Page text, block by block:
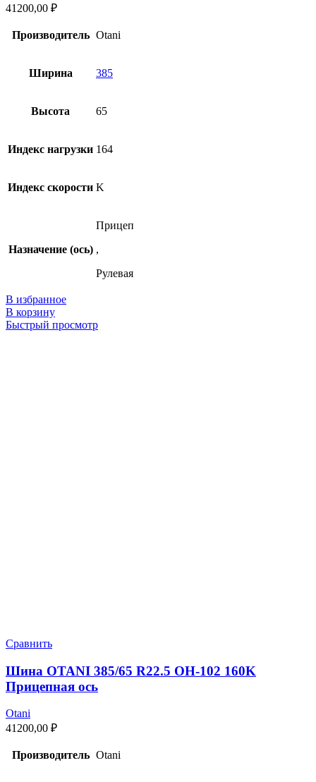
41200,00 ₽
Производитель Otani
Ширина 385
Высота 65
Индекс нагрузки 164
Индекс скорости K
Назначение (ось)
Прицеп
,
Рулевая
В избранное
В корзину
Быстрый просмотр
Сравнить
Шина OTANI 385/65 R22.5 OH-102 160K
Прицепная ось
Otani
41200,00 ₽
Производитель Otani